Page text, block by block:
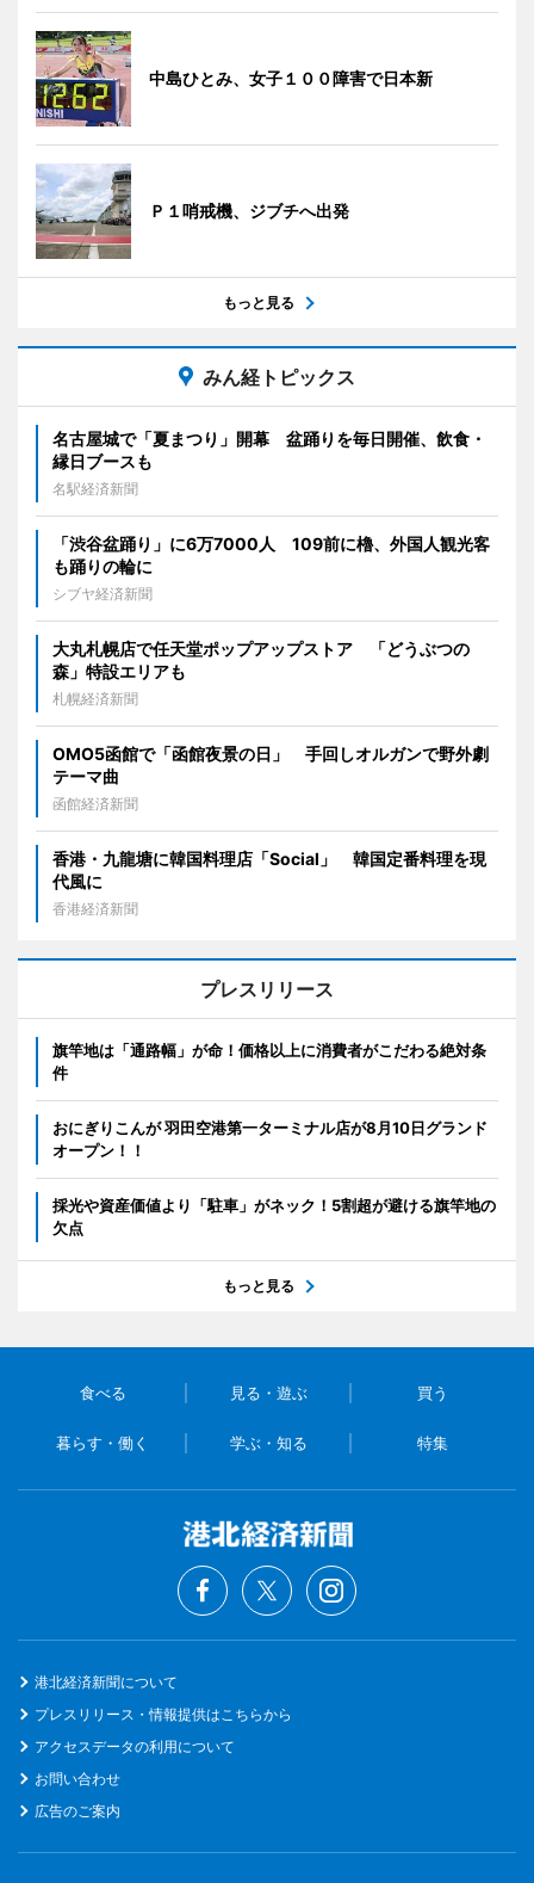
中島ひとみ、女子１００障害で日本新
Ｐ１哨戒機、ジブチへ出発
もっと見る
みん経トピックス
名古屋城で「夏まつり」開幕 盆踊りを毎日開催、飲食・
縁日ブースも
名駅経済新聞
「渋谷盆踊り」に6万7000人 109前に櫓、外国人観光客
も踊りの輪に
シブヤ経済新聞
大丸札幌店で任天堂ポップアップストア 「どうぶつの
森」特設エリアも
札幌経済新聞
OMO5函館で「函館夜景の日」 手回しオルガンで野外劇
テーマ曲
函館経済新聞
香港・九龍塘に韓国料理店「Social」 韓国定番料理を現
代風に
香港経済新聞
プレスリリース
旗竿地は「通路幅」が命！価格以上に消費者がこだわる絶対条
件
おにぎりこんが 羽田空港第一ターミナル店が8月10日グランド
オープン！！
採光や資産価値より「駐車」がネック！5割超が避ける旗竿地の
欠点
もっと見る
食べる 見る・遊ぶ 買う
暮らす・働く 学ぶ・知る 特集
港北経済新聞について
プレスリリース・情報提供はこちらから
アクセスデータの利用について
お問い合わせ
広告のご案内